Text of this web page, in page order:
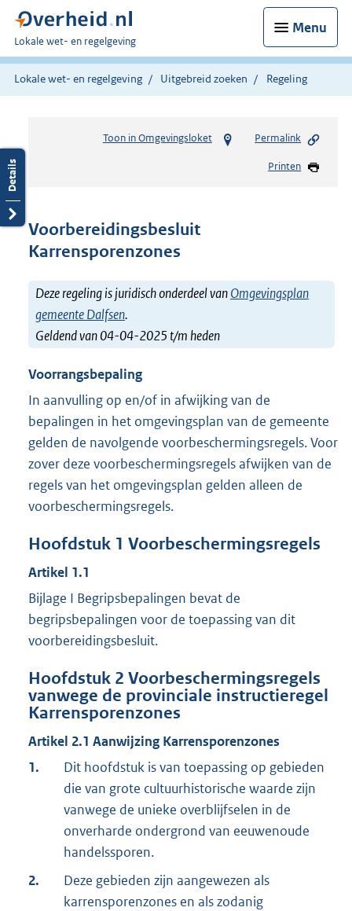
Menu
U
bent
hier:
Lokale wet- en regelgeving
Lokale wet- en regelgeving Uitgebreid zoeken Regeling
Toon in Omgevingsloket Permalink
Printen
Voorbereidingsbesluit
Karrensporenzones
Deze regeling is juridisch onderdeel vanOmgevingsplan
gemeente Dalfsen.
Geldend van 04-04-2025 t/m heden
Voorrangsbepaling
In aanvulling op en/of in afwijking van de
bepalingen in het omgevingsplan van de gemeente
gelden de navolgende voorbeschermingsregels. Voor
zover deze voorbeschermingsregels afwijken van de
regels van het omgevingsplan gelden alleen de
voorbeschermingsregels.
Hoofdstuk 1 Voorbeschermingsregels
Artikel 1.1
Bijlage I Begripsbepalingen bevat de
begripsbepalingen voor de toepassing van dit
voorbereidingsbesluit.
Hoofdstuk 2 Voorbeschermingsregels
vanwege de provinciale instructieregel
Karrensporenzones
Artikel 2.1 Aanwijzing Karrensporenzones
1.
Dit hoofdstuk is van toepassing op gebieden
die van grote cultuurhistorische waarde zijn
vanwege de unieke overblijfselen in de
onverharde ondergrond van eeuwenoude
handelssporen.
2.
Deze gebieden zijn aangewezen als
karrensporenzones en als zodanig